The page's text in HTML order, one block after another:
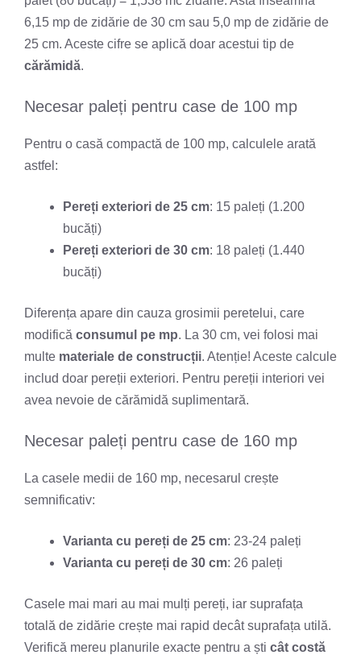
6,15 mp de zidărie de 30 cm sau 5,0 mp de zidărie de
25 cm. Aceste cifre se aplică doar acestui tip de
cărămidă.
Necesar paleți pentru case de 100 mp
Pentru o casă compactă de 100 mp, calculele arată
astfel:
Pereți exteriori de 25 cm: 15 paleți (1.200
bucăți)
Pereți exteriori de 30 cm: 18 paleți (1.440
bucăți)
Diferența apare din cauza grosimii peretelui, care
modifică consumul pe mp. La 30 cm, vei folosi mai
multe materiale de construcții. Atenție! Aceste calcule
includ doar pereții exteriori. Pentru pereții interiori vei
avea nevoie de cărămidă suplimentară.
Necesar paleți pentru case de 160 mp
La casele medii de 160 mp, necesarul crește
semnificativ:
Varianta cu pereți de 25 cm: 23-24 paleți
Varianta cu pereți de 30 cm: 26 paleți
Casele mai mari au mai mulți pereți, iar suprafața
totală de zidărie crește mai rapid decât suprafața utilă.
Verifică mereu planurile exacte pentru a ști cât costă